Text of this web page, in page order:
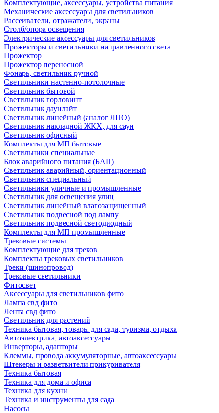
Комплектующие, аксессуары, устройства питания
Механические аксессуары для светильников
Рассеиватели, отражатели, экраны
Столб/опора освещения
Электрические аксессуары для светильников
Прожекторы и светильники направленного света
Прожектор
Прожектор переносной
Фонарь, светильник ручной
Светильники настенно-потолочные
Светильник бытовой
Светильник горловинт
Светильник даунлайт
Светильник линейный (аналог ЛПО)
Светильник накладной ЖКХ, для саун
Светильник офисный
Комплекты для МП бытовые
Светильники специальные
Блок аварийного питания (БАП)
Светильник аварийный, ориентационный
Светильник специальный
Светильники уличные и промышленные
Светильник для освещения улиц
Светильник линейный влагозащищенный
Светильник подвесной под лампу
Светильник подвесной светодиодный
Комплекты для МП промышленные
Трековые системы
Комплектующие для треков
Комплекты трековых светильников
Треки (шинопровод)
Трековые светильники
Фитосвет
Аксессуары для светильников фито
Лампа свд фито
Лента свд фито
Светильник для растений
Техника бытовая, товары для сада, туризма, отдыха
Автоэлектрика, автоаксессуары
Инверторы, адапторы
Клеммы, провода аккумуляторные, автоаксессуары
Штекеры и разветвители прикуривателя
Техника бытовая
Техника для дома и офиса
Техника для кухни
Техника и инструменты для сада
Насосы